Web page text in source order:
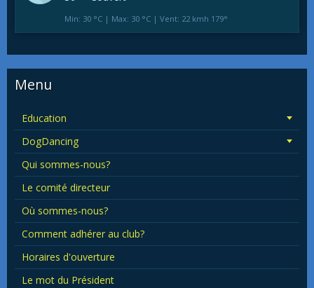
Min: 30 °C | Max: 30 °C | Vent: 22 kmh 179°
Menu
Education
DogDancing
Qui sommes-nous?
Le comité directeur
Où sommes-nous?
Comment adhérer au club?
Horaires d'ouverture
Le mot du Président